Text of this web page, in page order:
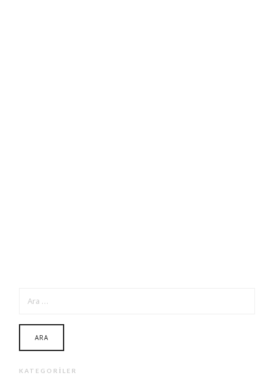
KATEGORILER